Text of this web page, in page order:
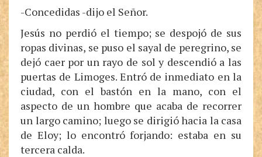
-Concedidas -dijo el Señor.
Jesús no perdió el tiempo; se despojó de sus
ropas divinas, se puso el sayal de peregrino, se
dejó caer por un rayo de sol y descendió a las
puertas de Limoges. Entró de inmediato en la
ciudad, con el bastón en la mano, con el
aspecto de un hombre que acaba de recorrer
un largo camino; luego se dirigió hacia la casa
de Eloy; lo encontró forjando: estaba en su
tercera calda.